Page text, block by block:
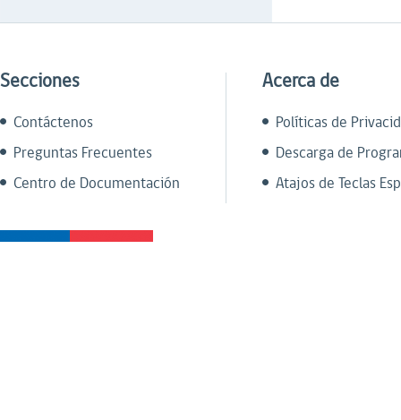
Secciones
Contáctenos
Preguntas Frecuentes
Centro de Documentación
Acerca de
Políticas de
Descarga de
Atajos de Teclas